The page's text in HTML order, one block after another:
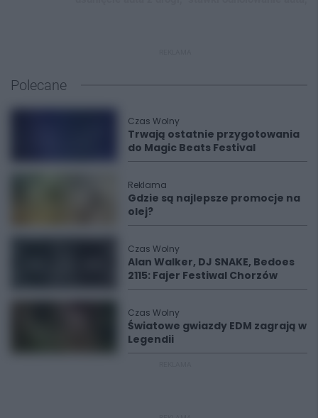
Polecane
Czas Wolny
Trwają ostatnie przygotowania
do Magic Beats Festival
Reklama
Gdzie są najlepsze promocje na
olej?
Czas Wolny
Alan Walker, DJ SNAKE, Bedoes
2115: Fajer Festiwal Chorzów
Czas Wolny
Światowe gwiazdy EDM zagrają w
Legendii